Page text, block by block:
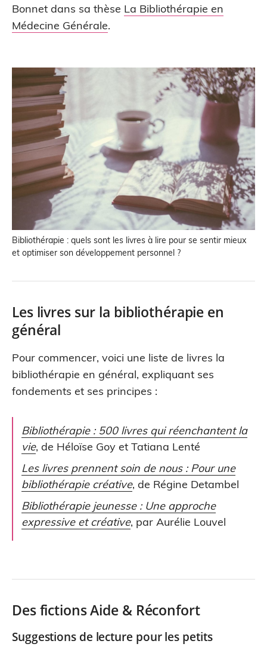
Bonnet dans sa thèse La Bibliothérapie en
Médecine Générale.
Bibliothérapie : quels sont les livres à lire pour se sentir mieux
et optimiser son développement personnel ?
Les livres sur la bibliothérapie en
général
Pour commencer, voici une liste de livres la
bibliothérapie en général, expliquant ses
fondements et ses principes :
Bibliothérapie : 500 livres qui réenchantent la
vie, de Héloïse Goy et Tatiana Lenté
Les livres prennent soin de nous : Pour une
bibliothérapie créative, de Régine Detambel
Bibliothérapie jeunesse : Une approche
expressive et créative, par Aurélie Louvel
Des fictions Aide & Réconfort
Suggestions de lecture pour les petits